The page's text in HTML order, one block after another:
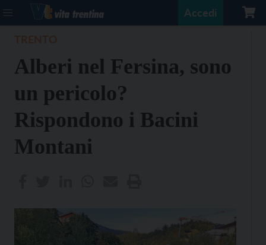
Accedi
Alberi nel Fersina, sono
un pericolo?
Rispondono i Bacini
Montani